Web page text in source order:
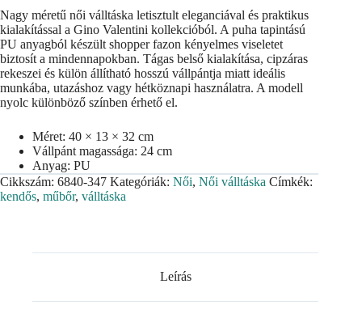
Nagy méretű női válltáska letisztult eleganciával és praktikus
kialakítással a Gino Valentini kollekcióból. A puha tapintású
PU anyagból készült shopper fazon kényelmes viseletet
biztosít a mindennapokban. Tágas belső kialakítása, cipzáras
rekeszei és külön állítható hosszú vállpántja miatt ideális
munkába, utazáshoz vagy hétköznapi használatra. A modell
nyolc különböző színben érhető el.
Méret: 40 × 13 × 32 cm
Vállpánt magassága: 24 cm
Anyag: PU
Cikkszám: 6840-347 Kategóriák: Női, Női válltáska Címkék:
kendős, műbőr, válltáska
Leírás